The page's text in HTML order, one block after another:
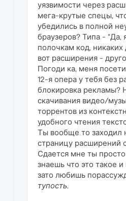
уязвимости через
мега-крутые спецы,
убедились в полной
браузеров? Типа - "Да,
полочкам код,
вот расширения -
Погоди ка, меня
12-я опера у тебя без
блокировка рекламы?
скачивания видео/
торрентов из
удобного чтения
Ты вообще то заходил
страницу расширений
Сдается мне ты
знаешь что это такое
зато любишь
тупость.